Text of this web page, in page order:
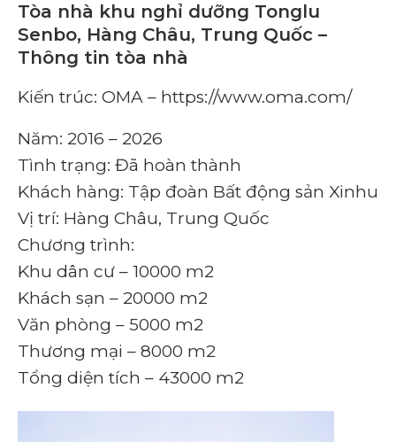
Tòa nhà khu nghỉ dưỡng Tonglu
Senbo, Hàng Châu, Trung Quốc –
Thông tin tòa nhà
Kiến trúc: OMA – https://www.oma.com/
Năm: 2016 – 2026
Tình trạng: Đã hoàn thành
Khách hàng: Tập đoàn Bất động sản Xinhu
Vị trí: Hàng Châu, Trung Quốc
Chương trình:
Khu dân cư – 10000 m2
Khách sạn – 20000 m2
Văn phòng – 5000 m2
Thương mại – 8000 m2
Tổng diện tích – 43000 m2